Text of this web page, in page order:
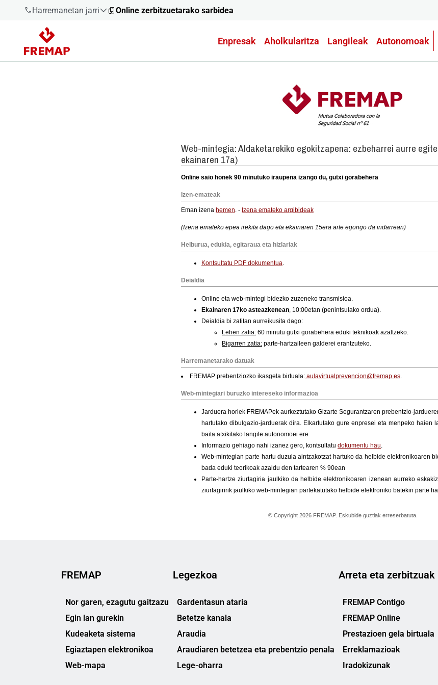
Harremanetan jarri
900 61 00
61
Online zerbitzuetarako sarbidea
Enpresak Aholkularitza Langileak Autonomoak
FREMAP
Nor garen, ezagutu gaitzazu
Egin lan gurekin
Kudeaketa sistema
Egiaztapen elektronikoa
Web-mapa
Legezkoa
Gardentasun ataria
Betetze kanala
Araudia
Araudiaren betetzea eta prebentzio penala
Lege-oharra
Arreta eta zerbitzuak
FREMAP Contigo
FREMAP Online
Prestazioen gela birtuala
Erreklamazioak
Iradokizunak